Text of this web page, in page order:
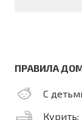
ПРАВИЛА
С
Курить: